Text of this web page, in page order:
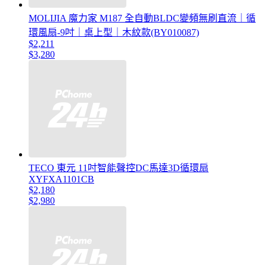
MOLIJIA 魔力家 M187 全自動BLDC變頻無刷直流｜循
環風扇-9吋｜桌上型｜木紋款(BY010087)
$2,211
$3,280
TECO 東元 11吋智能聲控DC馬達3D循環扇
XYFXA1101CB
$2,180
$2,980